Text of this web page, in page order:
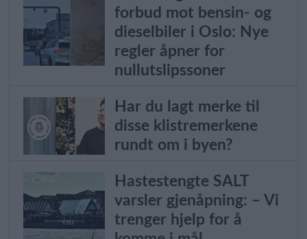
forbud mot bensin- og
dieselbiler i Oslo: Nye
regler åpner for
nullutslipssoner
Har du lagt merke til
disse klistremerkene
rundt om i byen?
Hastestengte SALT
varsler gjenåpning: – Vi
trenger hjelp for å